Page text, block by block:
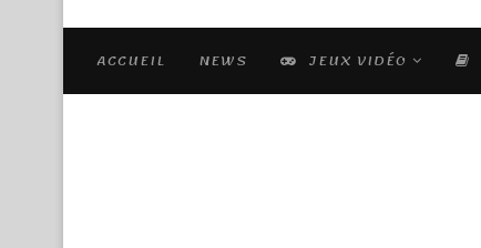
ACCUEIL NEWS JEUX VIDÉO